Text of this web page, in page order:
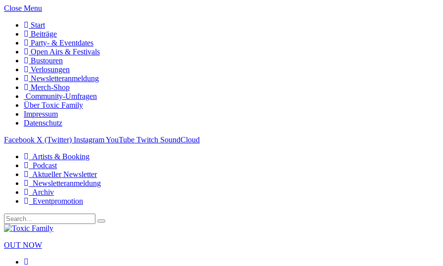
Close Menu
Start
Beiträge
Party- & Eventdates
Open Airs & Festivals
Bustouren
Verlosungen
Newsletteranmeldung
Merch-Shop
Community-Umfragen
Über Toxic Family
Impressum
Datenschutz
Facebook X (Twitter) InstagramYouTube Twitch SoundCloud
Artists & Booking
Podcast
Aktueller Newsletter
Newsletteranmeldung
Archiv
Eventpromotion
OUT NOW